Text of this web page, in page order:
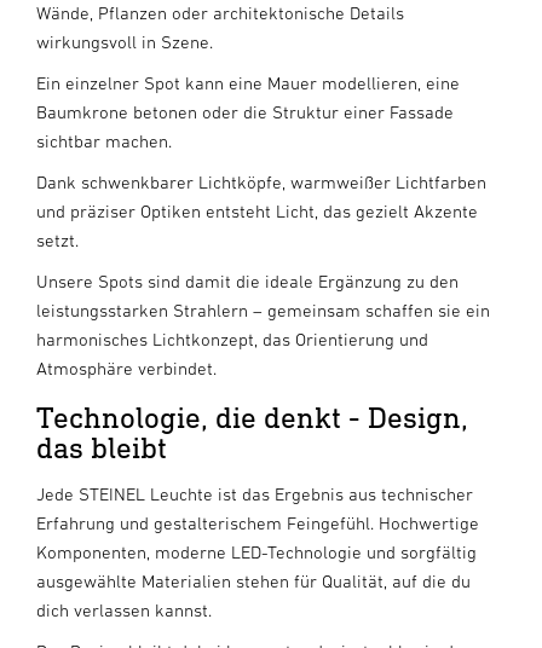
Wände, Pflanzen oder architektonische Details
wirkungsvoll in Szene.
Ein einzelner Spot kann eine Mauer modellieren, eine
Baumkrone betonen oder die Struktur einer Fassade
sichtbar machen.
Dank schwenkbarer Lichtköpfe, warmweißer Lichtfarben
und präziser Optiken entsteht Licht, das gezielt Akzente
setzt.
Unsere Spots sind damit die ideale Ergänzung zu den
leistungsstarken Strahlern – gemeinsam schaffen sie ein
harmonisches Lichtkonzept, das Orientierung und
Atmosphäre verbindet.
Technologie, die denkt - Design,
das bleibt
Jede STEINEL Leuchte ist das Ergebnis aus technischer
Erfahrung und gestalterischem Feingefühl. Hochwertige
Komponenten, moderne LED-Technologie und sorgfältig
ausgewählte Materialien stehen für Qualität, auf die du
dich verlassen kannst.